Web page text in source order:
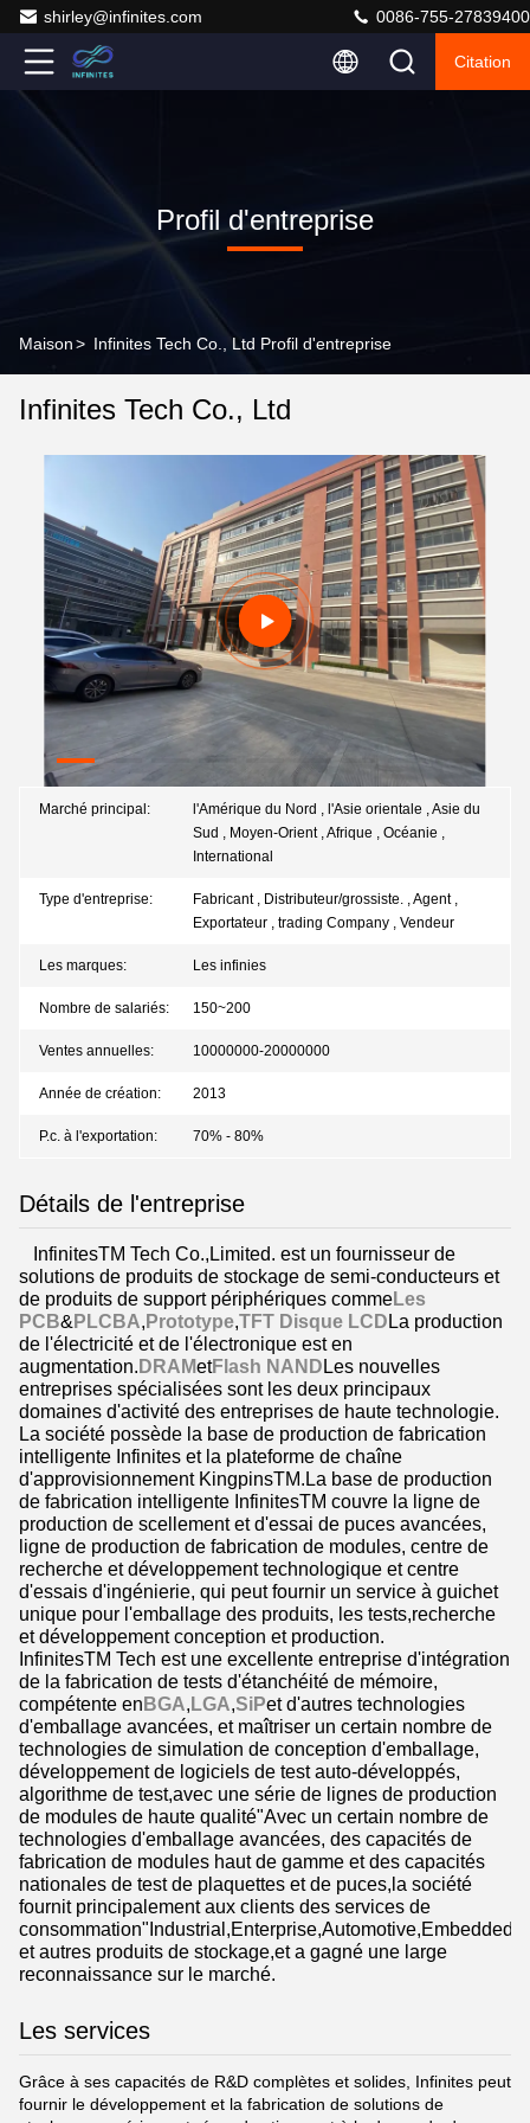
shirley@infinites.com 0086-755-27839400
Citation
Profil d'entreprise
Maison> Infinites Tech Co., Ltd Profil d'entreprise
Infinites Tech Co., Ltd
Marché principal:
l'Amérique du Nord , l'Asie orientale , Asie du
Sud , Moyen-Orient , Afrique , Océanie ,
International
Type d'entreprise:
Fabricant , Distributeur/grossiste. , Agent ,
Exportateur , trading Company , Vendeur
Les marques: Les infinies
Nombre de salariés: 150~200
Ventes annuelles: 10000000-20000000
Année de création: 2013
P.c. à l'exportation: 70% - 80%
Détails de l'entreprise
InfinitesTM Tech Co.,Limited. est un fournisseur de
solutions de produits de stockage de semi-conducteurs et
de produits de support périphériques commeLes
PCB&PLCBA,Prototype,TFT Disque LCDLa production
de l'électricité et de l'électronique est en
augmentation.DRAMetFlash NANDLes nouvelles
entreprises spécialisées sont les deux principaux
domaines d'activité des entreprises de haute technologie.
La société possède la base de production de fabrication
intelligente Infinites et la plateforme de chaîne
d'approvisionnement KingpinsTM.La base de production
de fabrication intelligente InfinitesTM couvre la ligne de
production de scellement et d'essai de puces avancées,
ligne de production de fabrication de modules, centre de
recherche et développement technologique et centre
d'essais d'ingénierie, qui peut fournir un service à guichet
unique pour l'emballage des produits, les tests,recherche
et développement conception et production.
InfinitesTM Tech est une excellente entreprise d'intégration
de la fabrication de tests d'étanchéité de mémoire,
compétente enBGA,LGA,SiPet d'autres technologies
d'emballage avancées, et maîtriser un certain nombre de
technologies de simulation de conception d'emballage,
développement de logiciels de test auto-développés,
algorithme de test,avec une série de lignes de production
de modules de haute qualité"Avec un certain nombre de
technologies d'emballage avancées, des capacités de
fabrication de modules haut de gamme et des capacités
nationales de test de plaquettes et de puces,la société
fournit principalement aux clients des services de
consommation"Industrial,Enterprise,Automotive,Embedded
et autres produits de stockage,et a gagné une large
reconnaissance sur le marché.
Les services
Grâce à ses capacités de R&D complètes et solides, Infinites peut
fournir le développement et la fabrication de solutions de